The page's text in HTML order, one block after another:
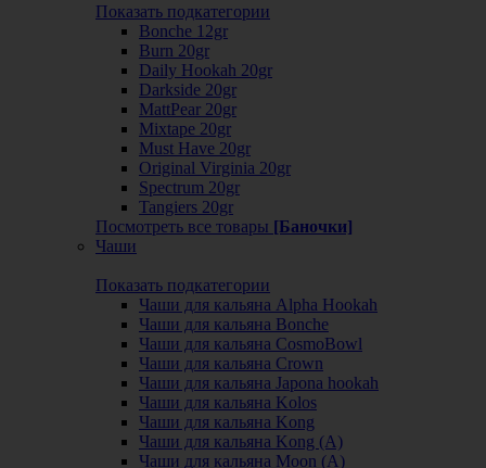
Показать подкатегории
Bonche 12gr
Burn 20gr
Daily Hookah 20gr
Darkside 20gr
MattPear 20gr
Mixtape 20gr
Must Have 20gr
Original Virginia 20gr
Spectrum 20gr
Tangiers 20gr
Посмотреть все товары [Баночки]
Чаши
Показать подкатегории
Чаши для кальяна Alpha Hookah
Чаши для кальяна Bonche
Чаши для кальяна CosmoBowl
Чаши для кальяна Crown
Чаши для кальяна Japona hookah
Чаши для кальяна Kolos
Чаши для кальяна Kong
Чаши для кальяна Kong (A)
Чаши для кальяна Moon (А)